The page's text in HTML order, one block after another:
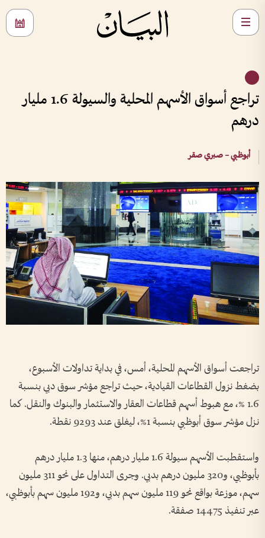
تراجع أسواق الأسهم المحلية والسيولة 1.6 مليار
درهم
أبوظبي – صبري صقر
تراجعت أسواق الأسهم المحلية، أمس، في بداية تداولات الأسبوع،
بضغط نزول القطاعات القيادية، حيث تراجع مؤشر سوق دبي بنسبة
1.6 %، مع هبوط أسهم قطاعات العقار والاستثمار والبنوك والنقل. كما
نزل مؤشر سوق أبوظبي بنسبة 1%، ليغلق عند 9293 نقطة.
واستقطبت الأسهم سيولة 1.6 مليار درهم، منها 1.3 مليار درهم
بأبوظبي، و320 مليون درهم بدبي. وجرى التداول على نحو 311 مليون
سهم، موزعة بواقع نحو 119 مليون سهم بدبي، و192 مليون سهم بأبوظبي،
عبر تنفيذ 14475 صفقة.